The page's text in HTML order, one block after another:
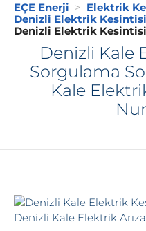
EÇE Enerji
Elektrik
Denizli Elektrik Kesintisi
Denizli Elektrik Kesintisi
Denizli Kale
Sorgulama
Kale